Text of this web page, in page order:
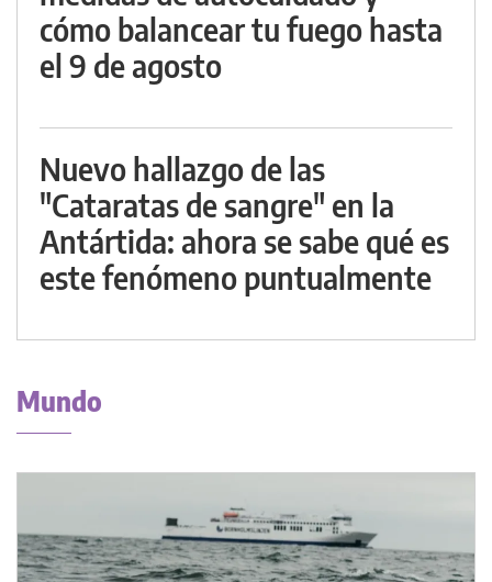
cómo balancear tu fuego hasta
el 9 de agosto
Nuevo hallazgo de las
"Cataratas de sangre" en la
Antártida: ahora se sabe qué es
este fenómeno puntualmente
Mundo